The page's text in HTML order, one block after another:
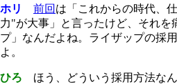
ホリ 前回 は「これからの時代、
力"が大事」と言ったけど、それを
プ」なんだよね。ライザップの採
よ。
ひろ ほう、どういう採用方法な